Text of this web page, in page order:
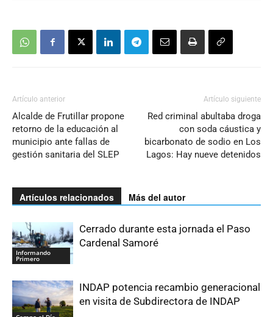
Artículo anterior
Alcalde de Frutillar propone
retorno de la educación al
municipio ante fallas de
gestión sanitaria del SLEP
Artículo siguiente
Red criminal abultaba droga
con soda cáustica y
bicarbonato de sodio en Los
Lagos: Hay nueve detenidos
Artículos relacionados Más del autor
Informando
Primero
Cerrado durante esta jornada el Paso
Cardenal Samoré
INDAP potencia recambio generacional
en visita de Subdirectora de INDAP